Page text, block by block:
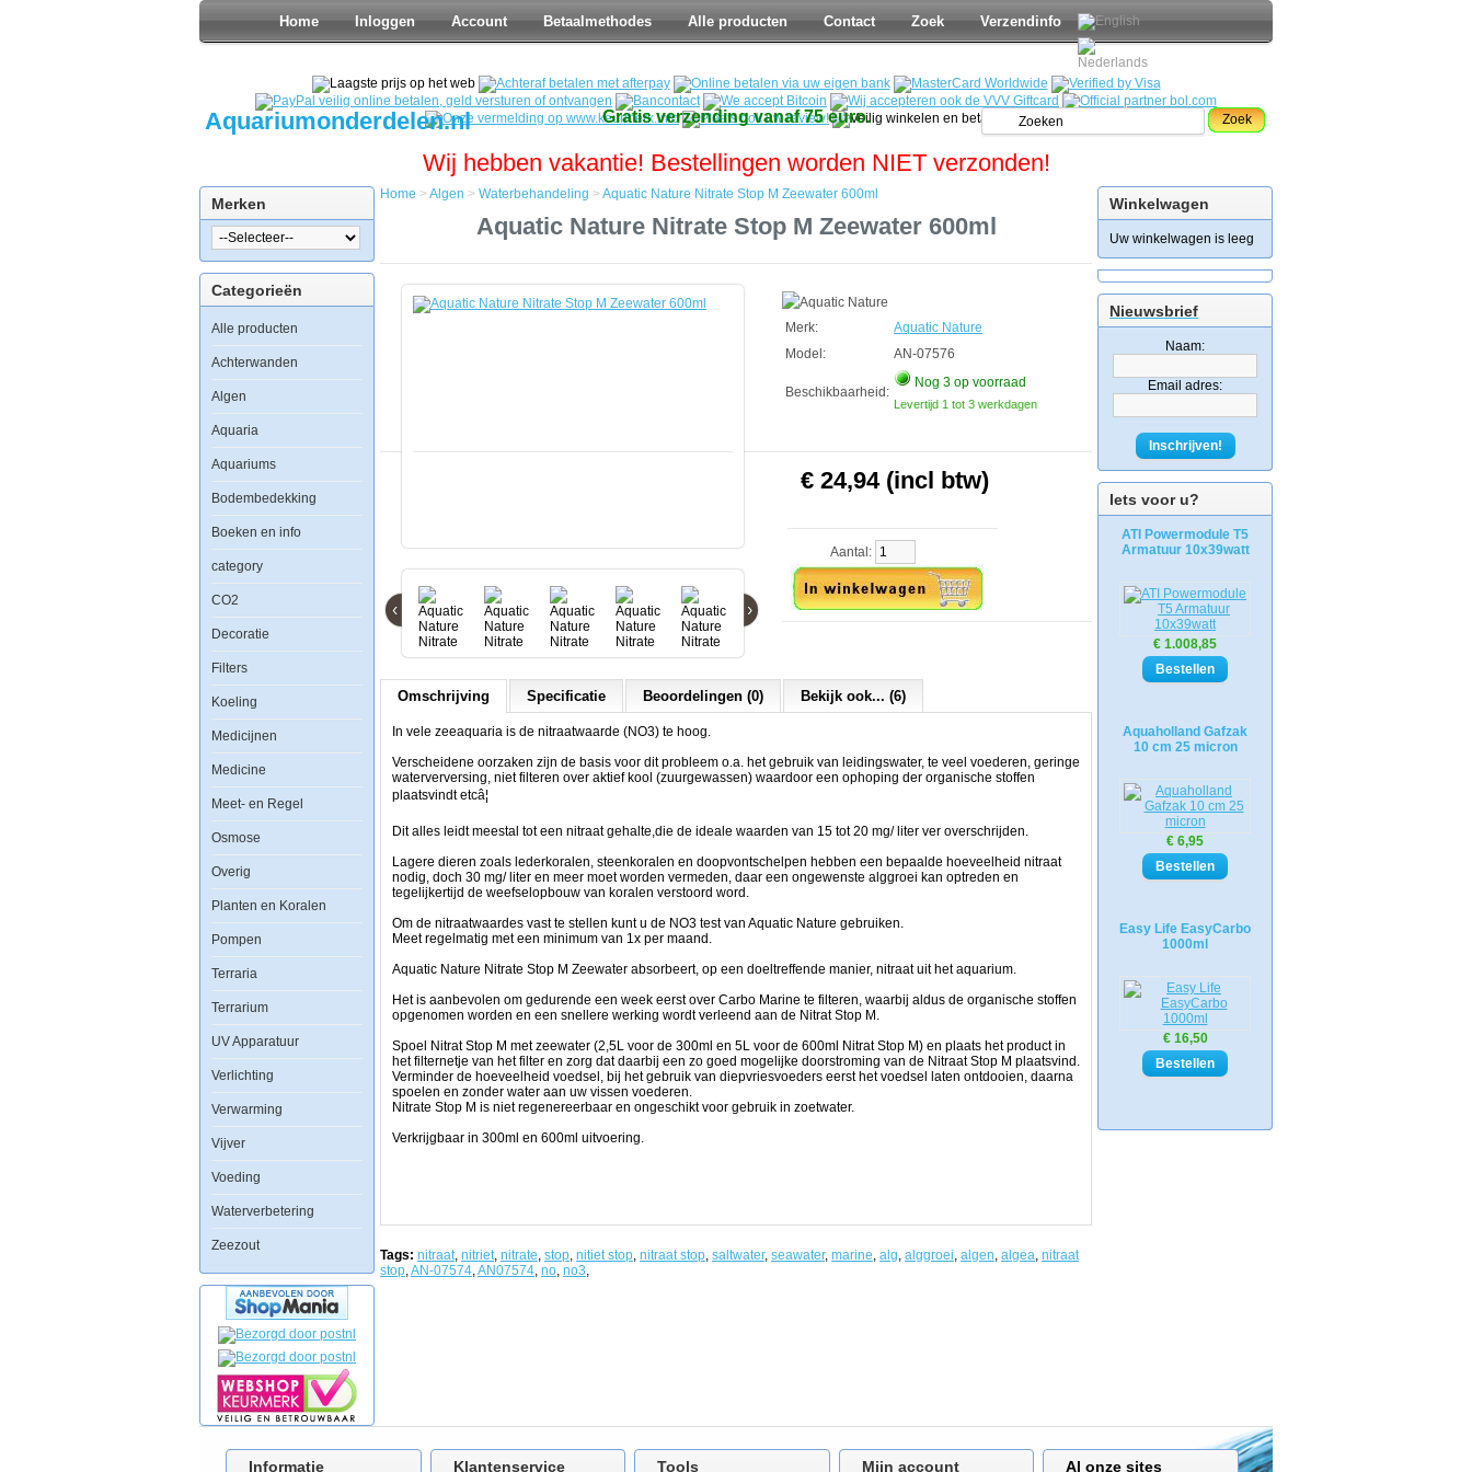
Home Inloggen Account Betaalmethodes Alle producten Contact Zoek Verzendinfo
Aquariumonderdelen.nl Gratis verzending vanaf 75 euro. Zoek
Wij hebben vakantie! Bestellingen worden NIET verzonden!
Merken
Categorieën
Alle producten
Achterwanden
Algen
Aquaria
Aquariums
Bodembedekking
Boeken en info
category
CO2
Decoratie
Filters
Koeling
Medicijnen
Medicine
Meet- en Regel
Osmose
Overig
Planten en Koralen
Pompen
Terraria
Terrarium
UV Apparatuur
Verlichting
Verwarming
Vijver
Voeding
Waterverbetering
Zeezout
Winkelwagen
Uw winkelwagen is leeg
Nieuwsbrief
Naam:
Email adres:
Inschrijven!
Iets voor u?
ATI Powermodule T5
Armatuur 10x39watt
€ 1.008,85
Aquaholland Gafzak
10 cm 25 micron
€ 6,95
Easy Life EasyCarbo
1000ml
€ 16,50
Aquatic
Nature
Nitrate
Nitrate
Zeewater
600ml
zeeaquaria
de
(NO3)
hoog.
Verscheidene
oorzaken
zijn
de
basis
voor
dit
probleem
o.a.
het
gebruik
van
leidingswater,
veel
voederen,
geringe
waterverversing,
kool
waardoor
een
leidt
Home > Algen > Waterbehandeling > Aquatic Nature Nitrate Stop M Zeewater 600ml
Aquatic Nature Nitrate Stop M Zeewater 600ml
‹ ›
Merk:
Aquatic Nature
Model:
AN-07576
Beschikbaarheid:
Nog 3 op voorraad
Levertijd 1 tot 3 werkdagen
€ 24,94 (incl btw)
Aantal:
Omschrijving Specificatie Beoordelingen (0) Bekijk ook... (6)
In vele zeeaquaria is de nitraatwaarde (NO3) te hoog.
Verscheidene oorzaken zijn de basis voor dit probleem o.a. het gebruik van leidingswater, te veel voederen, geringe
waterverversing, niet filteren over aktief kool (zuurgewassen) waardoor een ophoping der organische stoffen
plaatsvindt etcâ¦
Dit alles leidt meestal tot een nitraat gehalte,die de ideale waarden van 15 tot 20 mg/ liter ver overschrijden.
Lagere dieren zoals lederkoralen, steenkoralen en doopvontschelpen hebben een bepaalde hoeveelheid nitraat
nodig, doch 30 mg/ liter en meer moet worden vermeden, daar een ongewenste alggroei kan optreden en
tegelijkertijd de weefselopbouw van koralen verstoord word.
Om de nitraatwaardes vast te stellen kunt u de NO3 test van Aquatic Nature gebruiken.
Meet regelmatig met een minimum van 1x per maand.
Aquatic Nature Nitrate Stop M Zeewater absorbeert, op een doeltreffende manier, nitraat uit het aquarium.
Het is aanbevolen om gedurende een week eerst over Carbo Marine te filteren, waarbij aldus de organische stoffen
opgenomen worden en een snellere werking wordt verleend aan de Nitrat Stop M.
Spoel Nitrat Stop M met zeewater (2,5L voor de 300ml en 5L voor de 600ml Nitrat Stop M) en plaats het product in
het filternetje van het filter en zorg dat daarbij een zo goed mogelijke doorstroming van de Nitraat Stop M plaatsvind.
Verminder de hoeveelheid voedsel, bij het gebruik van diepvriesvoeders eerst het voedsel laten ontdooien, daarna
spoelen en zonder water aan uw vissen voederen.
Nitrate Stop M is niet regenereerbaar en ongeschikt voor gebruik in zoetwater.
Verkrijgbaar in 300ml en 600ml uitvoering.
Tags: nitraat, nitriet, nitrate, stop, nitiet stop, nitraat stop, saltwater, seawater, marine, alg, alggroei, algen, algea, nitraat
stop,AN-07574,AN07574, no, no3,
Informatie Klantenservice Tools Mijn account Al onze sites